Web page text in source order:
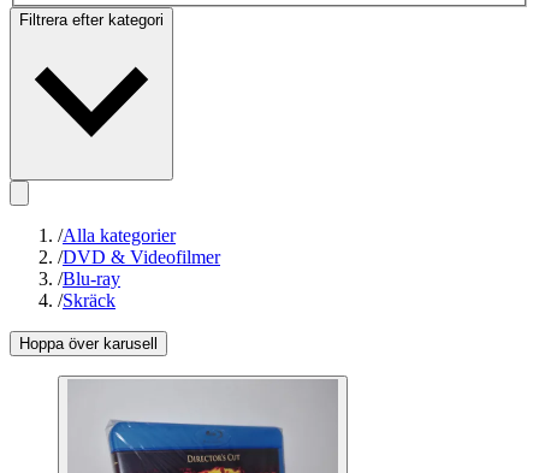
Filtrera efter kategori
/Alla kategorier
/DVD & Videofilmer
/Blu-ray
/Skräck
Hoppa över karusell